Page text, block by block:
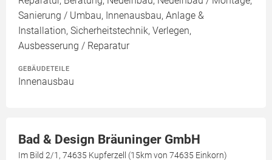
Sanierung / Umbau, Innenausbau, Anlage &
Installation, Sicherheitstechnik, Verlegen,
Ausbesserung / Reparatur
GEBÄUDETEILE
Innenausbau
Bad & Design Bräuninger GmbH
Im Bild 2/1, 74635 Kupferzell (15km von 74635 Einkorn)